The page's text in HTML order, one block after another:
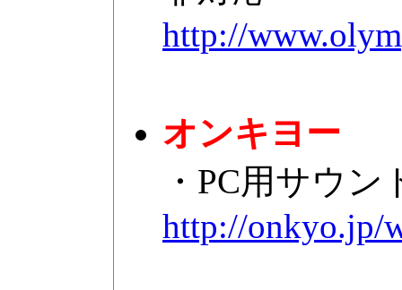
http://
オンキヨー
・PC用サウ
http://onkyo.jp/